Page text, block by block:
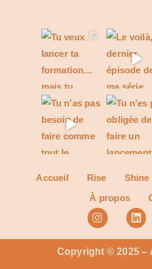
Accueil Rise Shine
À propos
Copyright © 2025 –